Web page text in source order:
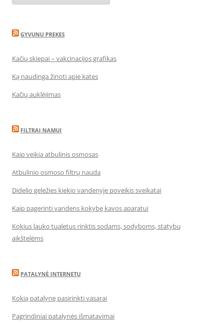
GYVUNU PREKES
Kačių skiepai – vakcinacijos grafikas
Ką naudinga žinoti apie kates
Kačių auklėjimas
FILTRAI NAMUI
Kaip veikia atbulinis osmosas
Atbulinio osmoso filtrų nauda
Didelio geležies kiekio vandenyje poveikis sveikatai
Kaip pagerinti vandens kokybę kavos aparatui
Kokius lauko tualetus rinktis sodams, sodyboms, statybų
aikštelėms
PATALYNĖ INTERNETU
Kokią patalynę pasirinkti vasarai
Pagrindiniai patalynės išmatavimai